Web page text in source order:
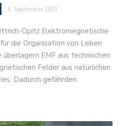
6. September 2021
Opitz Elektromegnetische
die Organisation von Leben
EMF aus technischen
Felder aus natürlichen
Dadurch gefährden